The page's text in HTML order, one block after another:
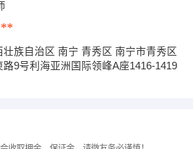
壮族自治区 南宁 青秀区 南宁市青秀区
路9号利海亚洲国际领峰A座1416-1419